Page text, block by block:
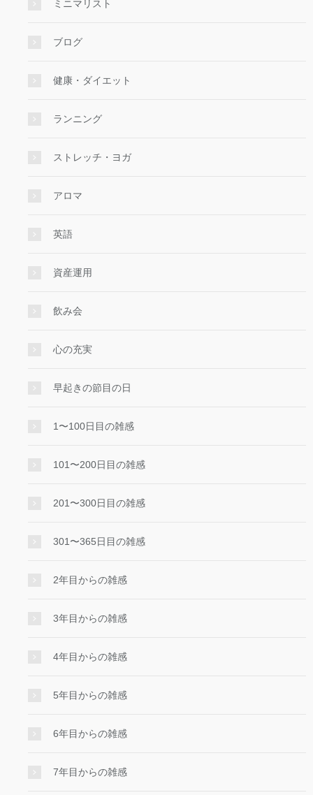
ミニマリスト
ブログ
健康・ダイエット
ランニング
ストレッチ・ヨガ
アロマ
英語
資産運用
飲み会
心の充実
早起きの節目の日
1〜100日目の雑感
101〜200日目の雑感
201〜300日目の雑感
301〜365日目の雑感
2年目からの雑感
3年目からの雑感
4年目からの雑感
5年目からの雑感
6年目からの雑感
7年目からの雑感